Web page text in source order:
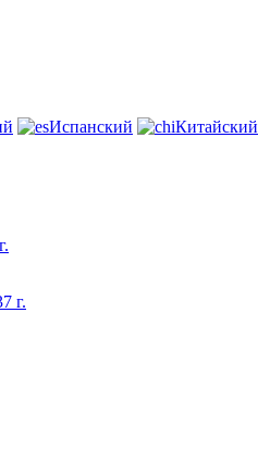
Испанский Китайский